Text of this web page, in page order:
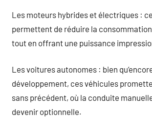
Les moteurs hybrides et électriques :
permettent de réduire la
tout en offrant une puissance
Les voitures autonomes : bien
développement, ces véhicules
sans précédent, où la conduite
devenir optionnelle.